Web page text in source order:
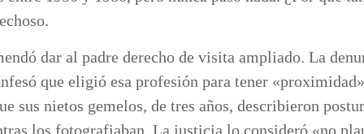
dar al padre derecho de visita ampliado. La
que eligió esa profesión para tener
sus nietos gemelos, de tres años, describieron
los fotografiaban. La justicia lo consideró «no